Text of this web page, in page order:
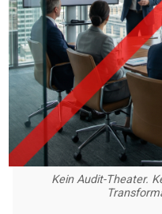
Kein Audit-Theater.